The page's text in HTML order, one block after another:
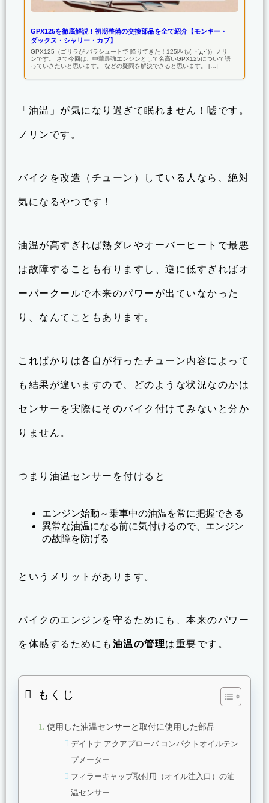
GPX125を徹底解説！初期整備の交換部品を全て紹介【モンキー・
ダックス・シャリー・カブ】
GPX125（ゴリラが パラシュートで 降りてきた！125匹も(; ･`д･´)）ノリ
ンです。 さて今回は、中華最強エンジンとして名高いGPX125について語
っていきたいと思います。 などの疑問を解決できると思います。 […]
「油温」が気になり過ぎて眠れません！嘘です。
ノリンです。
バイクを改造（チューン）している人なら、絶対
気になるやつです！
油温が高すぎれば熱ダレやオーバーヒートで最悪
は故障することも有りますし、逆に低すぎればオ
ーバークールで本来のパワーが出ていなかった
り、なんてこともあります。
こればかりは各自が行ったチューン内容によって
も結果が違いますので、どのような状況なのかは
センサーを実際にそのバイク付けてみないと分か
りません。
つまり油温センサーを付けると
エンジン始動～乗車中の油温を常に把握できる
異常な油温になる前に気付けるので、エンジン
の故障を防げる
というメリットがあります。
バイクのエンジンを守るためにも、本来のパワー
を体感するためにも 油温の管理は重要です。
もくじ
使用した油温センサーと取付に使用した部品
デイトナ アクアプローバ コンパクトオイルテン
プメーター
フィラーキャップ取付用（オイル注入口）の油
温センサー